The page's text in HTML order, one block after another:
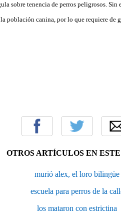
sobre tenencia de perros peligrosos. Sin
población canina, por lo que requiere de
OTROS ARTÍCULOS EN
murió alex, el loro bilingüe
escuela para perros de la
los mataron con estrictina